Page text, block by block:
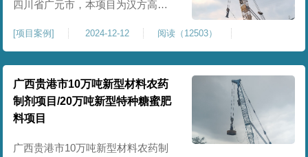
四川省广元市，本项目为汉方高速
240000平方米，施工周期长，待路
基回填达到设计标高后，强夯施工
一次。我司于土方单位交叉作业。
康尚强夯公司于2024年10月20日安
排设备人员进场，按照图纸设计施
工。
[项目案例] 2024-12-12 阅读（12503）
广西贵港市10万吨新型材料农药
制剂项目/20万吨新型特种糖蜜肥
料项目
广西贵港市10万吨新型材料农药制